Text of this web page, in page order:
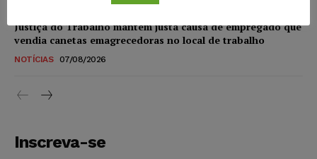
Justiça do Trabalho mantém justa causa de empregado que
vendia canetas emagrecedoras no local de trabalho
NOTÍCIAS 07/08/2026
Inscreva-se